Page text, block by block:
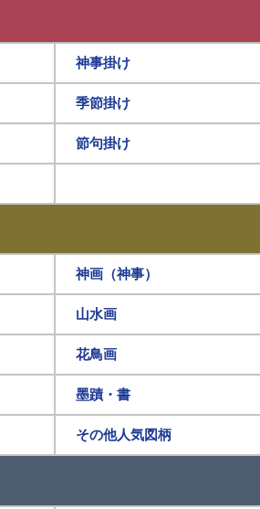
神事掛け
季節掛け
節句掛け
神画（神事）
山水画
花鳥画
墨蹟・書
その他人気図柄